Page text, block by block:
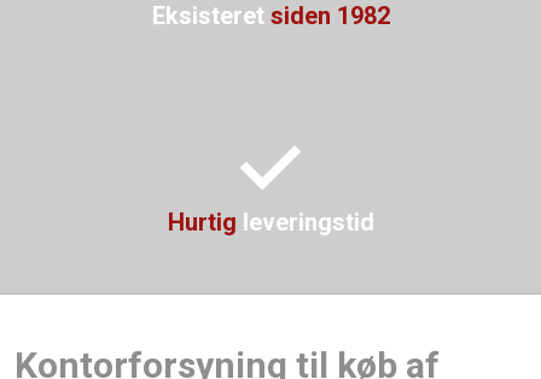
Eksisteret siden 1982
Hurtig leveringstid
Kontorforsyning til køb af